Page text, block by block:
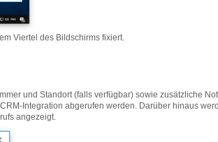
Viertel des Bildschirms fixiert.
und Standort (falls verfügbar) sowie zusätzliche
Integration abgerufen werden. Darüber hinaus
angezeigt.